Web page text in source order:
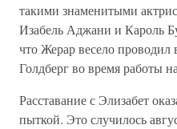
такими знаменитыми
Изабель Аджани и Кароль
что Жерар весело проводил
Голдберг во время работы
Расставание с Элизабет
пыткой. Это случилось